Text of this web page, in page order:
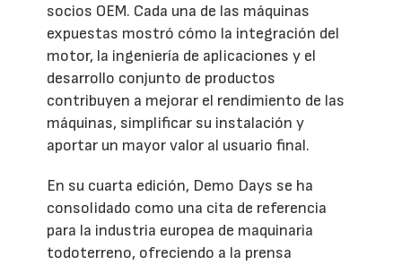
socios OEM. Cada una de las máquinas
expuestas mostró cómo la integración del
motor, la ingeniería de aplicaciones y el
desarrollo conjunto de productos
contribuyen a mejorar el rendimiento de las
máquinas, simplificar su instalación y
aportar un mayor valor al usuario final.
En su cuarta edición, Demo Days se ha
consolidado como una cita de referencia
para la industria europea de maquinaria
todoterreno, ofreciendo a la prensa